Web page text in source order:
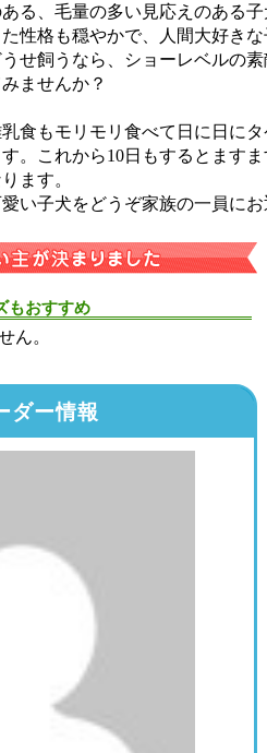
る、毛量の多い見応えのある
た性格も穏やかで、人間大好き
うせ飼うなら、ショーレベルの
ませんか？
食もモリモリ食べて日に日に
す。これから10日もするとます
ます。
い子犬をどうぞ家族の一員に
もおすすめ
ん。
ダー情報